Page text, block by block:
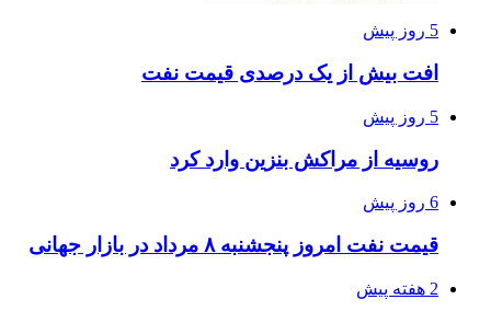
5 روز پیش
افت بیش از یک درصدی قیمت نفت
5 روز پیش
روسیه از مراکش بنزین وارد کرد
6 روز پیش
قیمت نفت امروز پنجشنبه ۸ مرداد در بازار جهانی
2 هفته پیش